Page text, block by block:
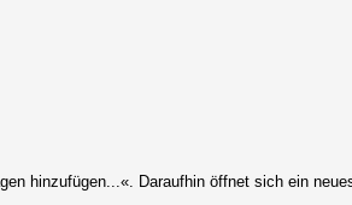
hinzufügen...«. Daraufhin öffnet sich ein